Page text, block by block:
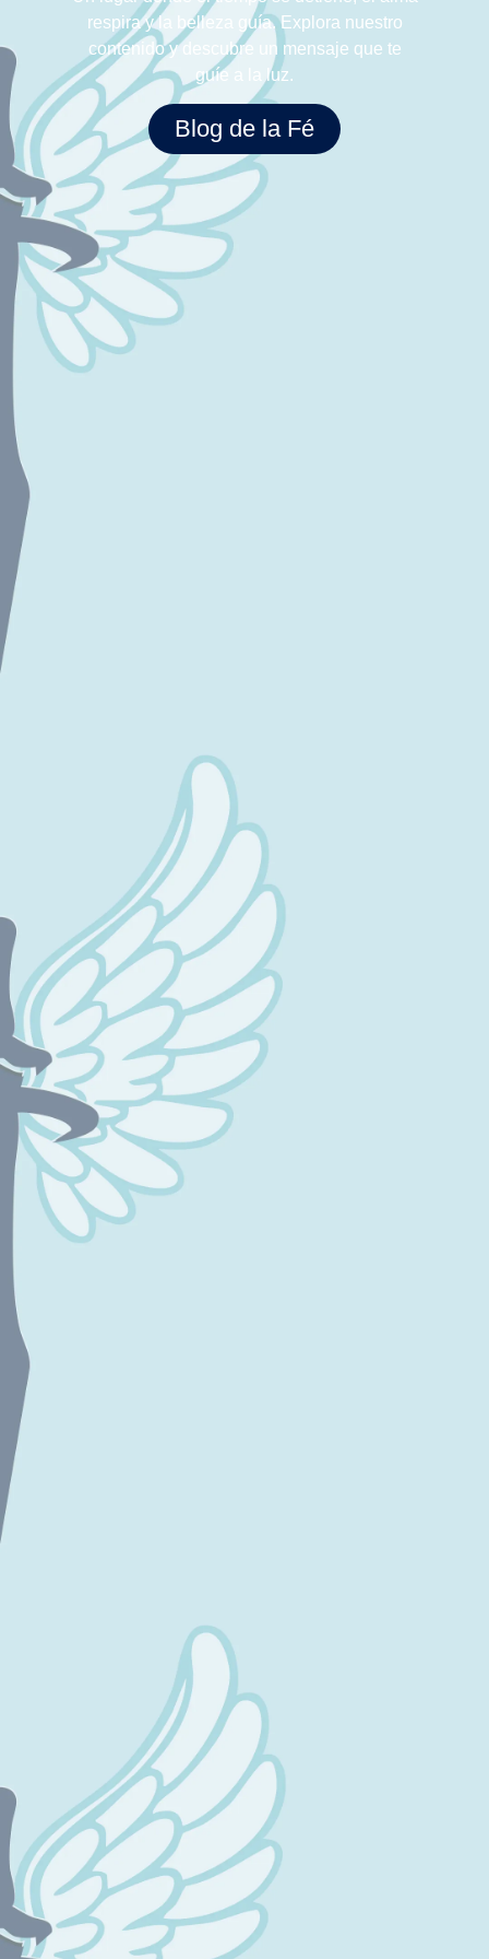
respira y la belleza guía. Explora nuestro
contenido y descubre un mensaje que te
guíe a la luz.
Blog de la Fé